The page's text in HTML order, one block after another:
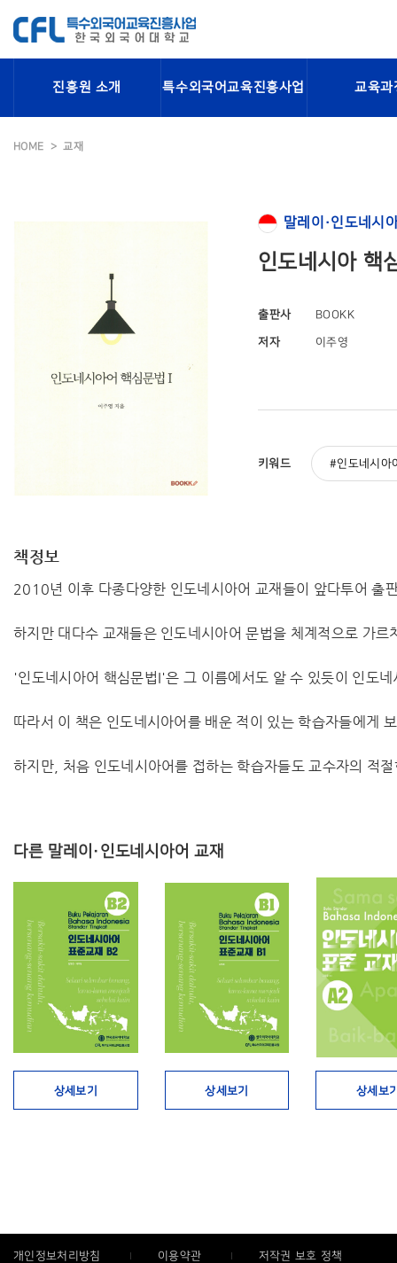
진흥원 소개 특수외국어교육진흥사업 교육과
HOME 교재
말레이·인도네시
인도네시아 핵
출판사 BOOKK
저자 이주영
키워드 인도네시아
책정보
2010년 이후 다종다양한 인도네시아어 교재들이 앞다투어 출
하지만 대다수 교재들은 인도네시아어 문법을 체계적으로 가
'인도네시아어 핵심문법I'은 그 이름에서도 알 수 있듯이 인도
따라서 이 책은 인도네시아어를 배운 적이 있는 학습자들에게
하지만, 처음 인도네시아어를 접하는 학습자들도 교수자의 적
다른 말레이·인도네시아어 교재
상세보기 상세보기 상세보
개인정보처리방침 이용약관 저작권 보호 정책